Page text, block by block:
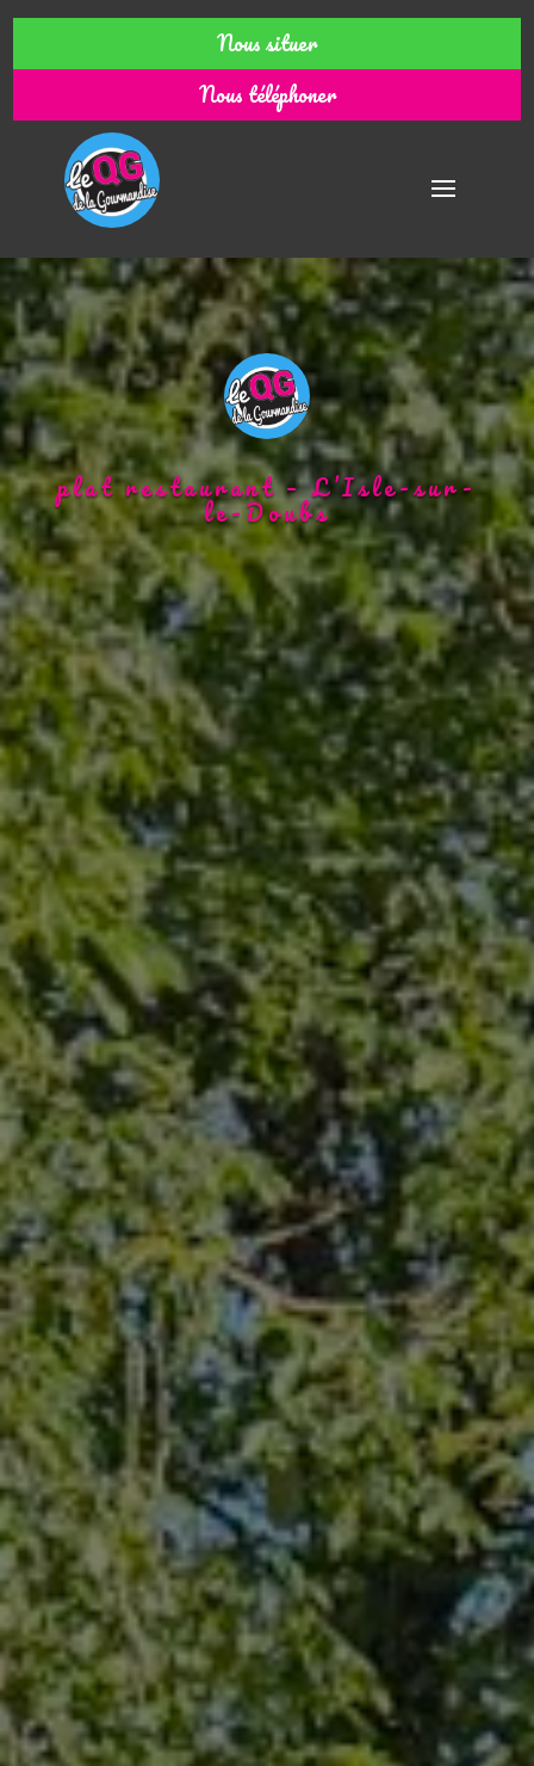
Nous situer
Nous téléphoner
plat restaurant – L’Isle-sur-
le-Doubs